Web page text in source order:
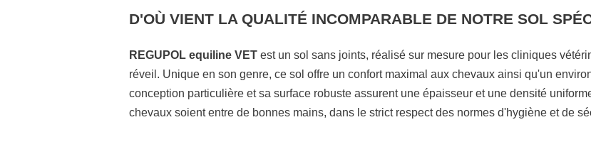
D'OÙ VIENT LA QUALITÉ INCOMPARABLE DE NOTRE SOL
REGUPOL equiline VET est un sol sans joints, réalisé sur mesure pour les cliniques
réveil. Unique en son genre, ce sol offre un confort maximal aux chevaux ainsi qu'un
conception particulière et sa surface robuste assurent une épaisseur et une densité
chevaux soient entre de bonnes mains, dans le strict respect des normes d'hygiène et de